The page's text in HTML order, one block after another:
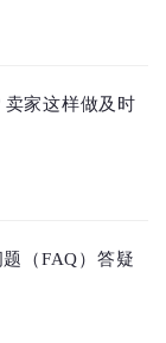
家这样做及时
（FAQ）答疑